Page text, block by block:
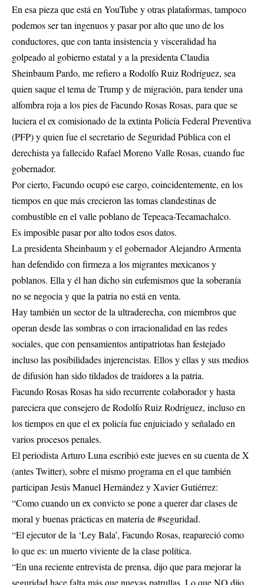
En esa pieza que está en YouTube y otras plataformas, tampoco
podemos ser tan ingenuos y pasar por alto que uno de los
conductores, que con tanta insistencia y visceralidad ha
golpeado al gobierno estatal y a la presidenta Claudia
Sheinbaum Pardo, me refiero a Rodolfo Ruiz Rodríguez, sea
quien saque el tema de Trump y de migración, para tender una
alfombra roja a los pies de Facundo Rosas Rosas, para que se
luciera el ex comisionado de la extinta Policía Federal Preventiva
(PFP) y quien fue el secretario de Seguridad Pública con el
derechista ya fallecido Rafael Moreno Valle Rosas, cuando fue
gobernador.
Por cierto, Facundo ocupó ese cargo, coincidentemente, en los
tiempos en que más crecieron las tomas clandestinas de
combustible en el valle poblano de Tepeaca-Tecamachalco.
Es imposible pasar por alto todos esos datos.
La presidenta Sheinbaum y el gobernador Alejandro Armenta
han defendido con firmeza a los migrantes mexicanos y
poblanos. Ella y él han dicho sin eufemismos que la soberanía
no se negocia y que la patria no está en venta.
Hay también un sector de la ultraderecha, con miembros que
operan desde las sombras o con irracionalidad en las redes
sociales, que con pensamientos antipatriotas han festejado
incluso las posibilidades injerencistas. Ellos y ellas y sus medios
de difusión han sido tildados de traidores a la patria.
Facundo Rosas Rosas ha sido recurrente colaborador y hasta
pareciera que consejero de Rodolfo Ruiz Rodríguez, incluso en
los tiempos en que el ex policía fue enjuiciado y señalado en
varios procesos penales.
El periodista Arturo Luna escribió este jueves en su cuenta de X
(antes Twitter), sobre el mismo programa en el que también
participan Jesús Manuel Hernández y Xavier Gutiérrez:
“Como cuando un ex convicto se pone a querer dar clases de
moral y buenas prácticas en materia de #seguridad.
“El ejecutor de la ‘Ley Bala’, Facundo Rosas, reapareció como
lo que es: un muerto viviente de la clase política.
“En una reciente entrevista de prensa, dijo que para mejorar la
seguridad hace falta más que nuevas patrullas. Lo que NO dijo